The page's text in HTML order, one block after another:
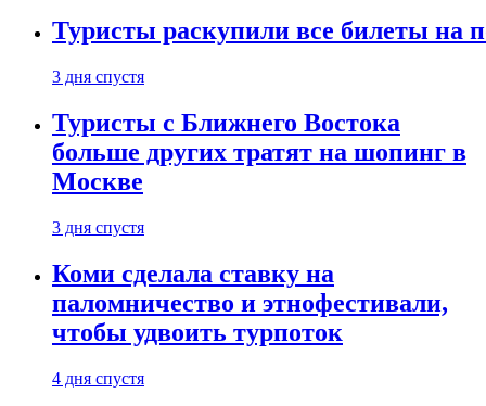
Туристы раскупили все билеты на
3 дня спустя
Туристы с Ближнего Востока
больше других тратят на шопинг в
Москве
3 дня спустя
Коми сделала ставку на
паломничество и этнофестивали,
чтобы удвоить турпоток
4 дня спустя